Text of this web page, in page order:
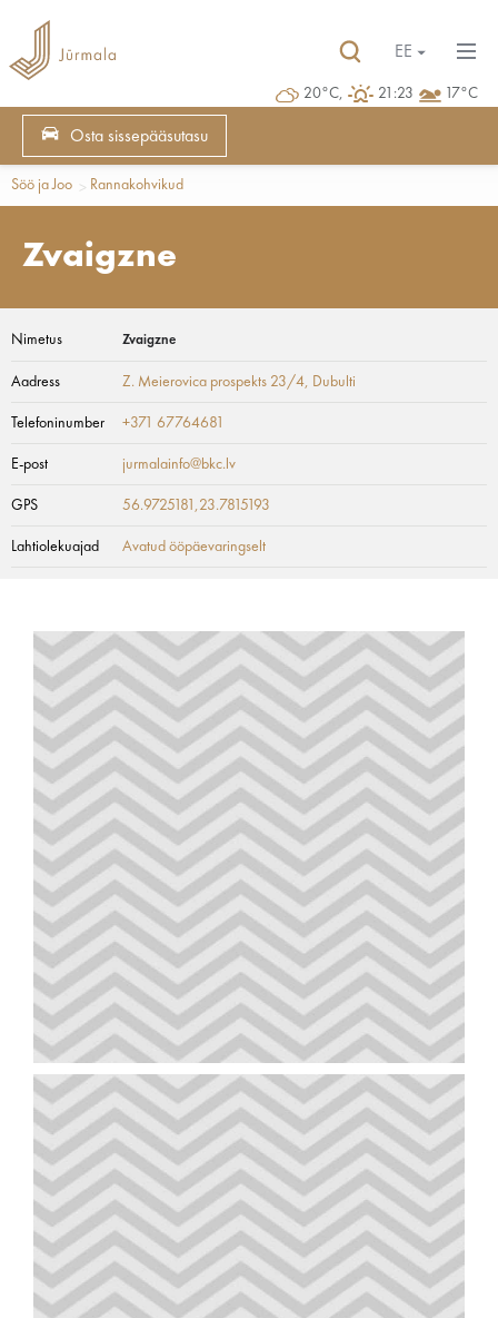
20°C, 21:23 17°C
EE
Osta sissepääsutasu
Söö ja Joo Rannakohvikud
Zvaigzne
Nimetus Zvaigzne
Aadress Z. Meierovica prospekts 23/4, Dubulti
Telefoninumber +371 67764681
E-post jurmalainfo@bkc.lv
GPS 56.9725181,23.7815193
Lahtiolekuajad Avatud ööpäevaringselt